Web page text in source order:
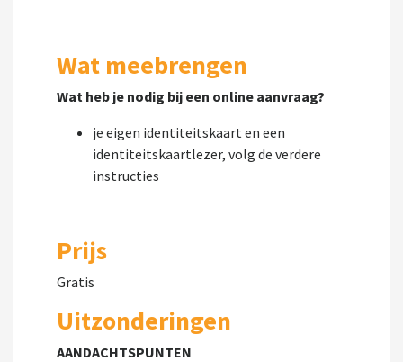
Wat meebrengen
Wat heb je nodig bij een online aanvraag?
je eigen identiteitskaart en een
identiteitskaartlezer, volg de verdere
instructies
Prijs
Gratis
Uitzonderingen
AANDACHTSPUNTEN